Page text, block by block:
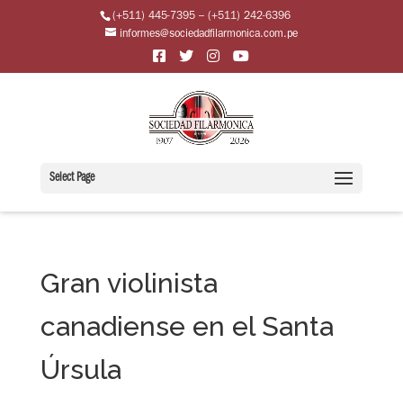
(+511) 445-7395 – (+511) 242-6396
informes@sociedadfilarmonica.com.pe
Select Page
Gran violinista
canadiense en el Santa
Úrsula